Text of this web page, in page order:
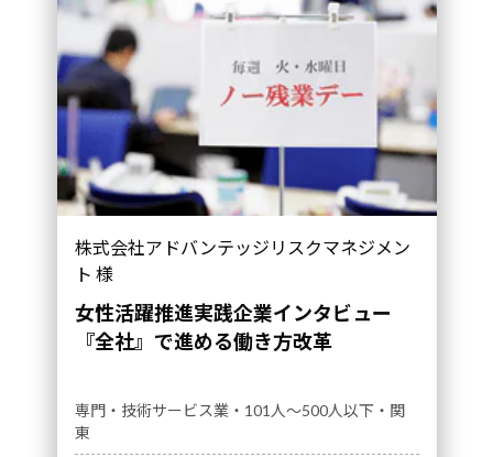
株式会社アドバンテッジリスクマネジメン
ト 様
女性活躍推進実践企業インタビュー
『全社』で進める働き方改革
専門・技術サービス業・101人～500人以下・関
東